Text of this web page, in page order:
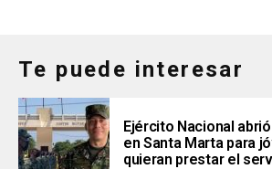
Te puede interesar
Ejército Nacional
en Santa Marta para
quieran prestar el